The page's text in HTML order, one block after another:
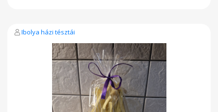
Ibolya házi tésztái